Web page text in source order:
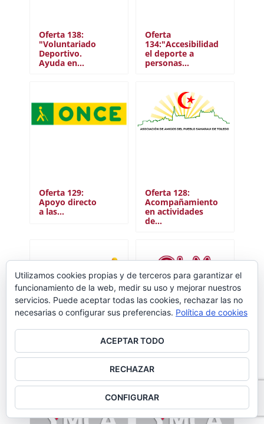
Oferta 138:
"Voluntariado
Deportivo.
Ayuda en…
Oferta
134:"Accesibilidad
el deporte a
personas…
Oferta 129:
Apoyo directo
a las…
Oferta 128:
Acompañamiento
en actividades
de…
Oferta 127:
Trabajar en la
Oferta 122:
Colaborar con
el reparto…
Utilizamos cookies propias y de terceros para garantizar el
funcionamiento de la web, medir su uso y mejorar nuestros
servicios. Puede aceptar todas las cookies, rechazar las no
necesarias o configurar sus preferencias. Política de cookies
ACEPTAR TODO
RECHAZAR
CONFIGURAR